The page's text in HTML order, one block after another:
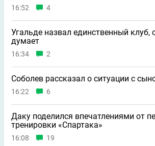
16:52 4
Угальде назвал единственный клуб,
думает
16:34 2
Соболев рассказал о ситуации с
16:22 6
Даку поделился впечатлениями от
тренировки «Спартака»
16:08 19